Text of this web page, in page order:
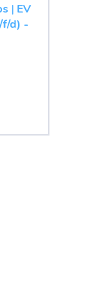
| EV
f/d) -